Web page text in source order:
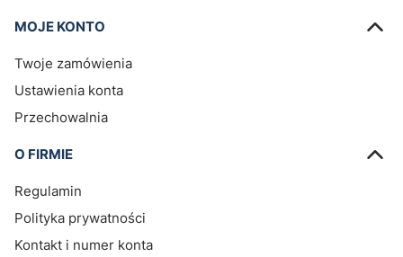
MOJE KONTO
Twoje zamówienia
Ustawienia konta
Przechowalnia
O FIRMIE
Regulamin
Polityka prywatności
Kontakt i numer konta